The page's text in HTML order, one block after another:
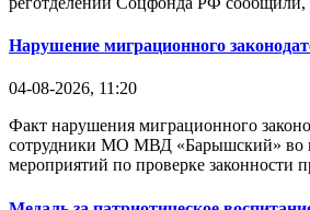
Нарушение миграционного
04-08-2026, 11:20
Факт нарушения миграционного
сотрудники МО МВД «Барышский» во
мероприятий по проверке законности